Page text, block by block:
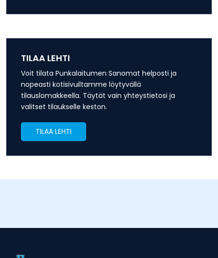
TILAA LEHTI
Voit tilata Punkalaitumen Sanomat helposti ja
nopeasti kotisivuiltamme löytyvällä
tilauslomakkeella. Täytät vain yhteystietosi ja
valitset tilaukselle keston.
TILAA LEHTI